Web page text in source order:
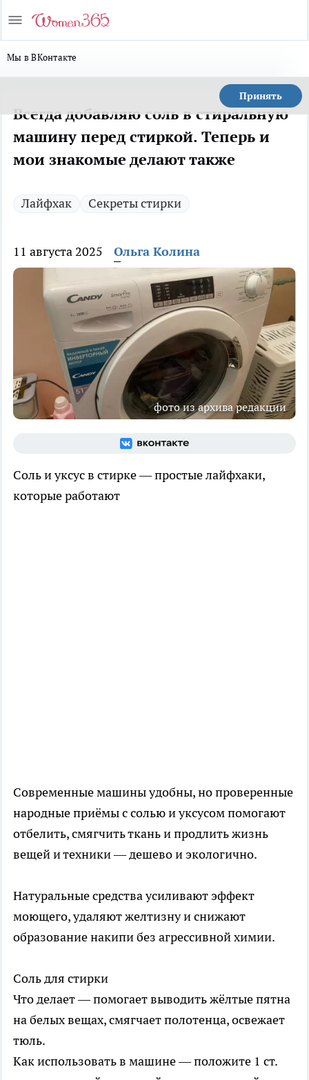
Мы в ВКонтакте
Принять
Всегда добавляю соль в стиральную
машину перед стиркой. Теперь и
мои знакомые делают также
Лайфхак Секреты стирки
11 августа 2025 Ольга Колина
фото из архива редакции
Соль и уксус в стирке — простые лайфхаки,
которые работают
Современные машины удобны, но проверенные
народные приёмы с солью и уксусом помогают
отбелить, смягчить ткань и продлить жизнь
вещей и техники — дешево и экологично.
Натуральные средства усиливают эффект
моющего, удаляют желтизну и снижают
образование накипи без агрессивной химии.
Соль для стирки
Что делает — помогает выводить жёлтые пятна
на белых вещах, смягчает полотенца, освежает
тюль.
Как использовать в машине — положите 1 ст.